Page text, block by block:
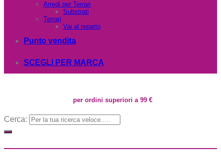
Arredi per Terrari
Substrati
Terrari
Vai al reparto
Punto vendita
SCEGLI PER MARCA
per ordini superiori a 99 €
Cerca: